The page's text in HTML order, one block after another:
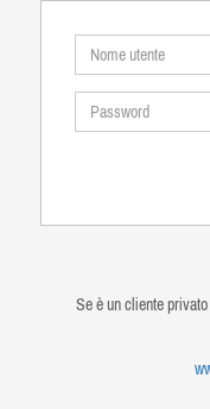
Se è un cliente